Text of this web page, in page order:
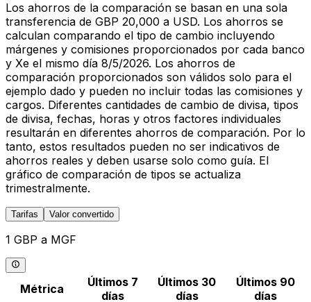
Los ahorros de la comparación se basan en una sola
transferencia de GBP 20,000 a USD. Los ahorros se
calculan comparando el tipo de cambio incluyendo
márgenes y comisiones proporcionados por cada banco
y Xe el mismo día 8/5/2026. Los ahorros de
comparación proporcionados son válidos solo para el
ejemplo dado y pueden no incluir todas las comisiones y
cargos. Diferentes cantidades de cambio de divisa, tipos
de divisa, fechas, horas y otros factores individuales
resultarán en diferentes ahorros de comparación. Por lo
tanto, estos resultados pueden no ser indicativos de
ahorros reales y deben usarse solo como guía. El
gráfico de comparación de tipos se actualiza
trimestralmente.
Tarifas Valor convertido
1 GBP a MGF
Métrica
Últimos 7
días
Últimos 30
días
Últimos 90
días